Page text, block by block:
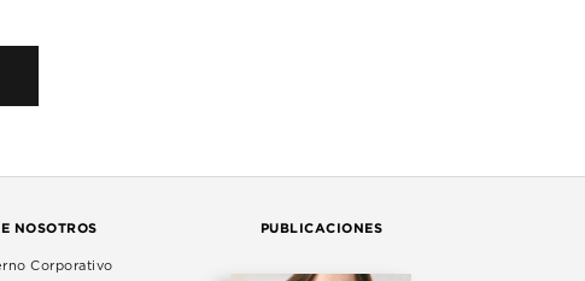
NOSOTROS
Corporativo
PUBLICACIONES